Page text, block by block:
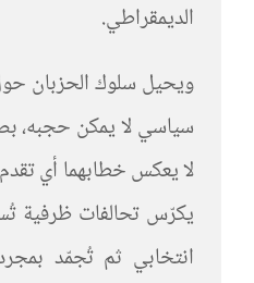
الديمقراطي.
ويحيل سلوك الحزبان
سياسي لا يمكن حجبه،
لا يعكس خطابهما أي
يكرّس تحالفات ظرفية
انتخابي ثم تُجمّد